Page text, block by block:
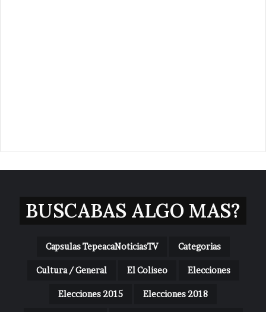
BUSCABAS ALGO MAS?
Capsulas TepeacaNoticiasTV Categorias
Cultura / General El Coliseo Elecciones
Elecciones 2015 Elecciones 2018